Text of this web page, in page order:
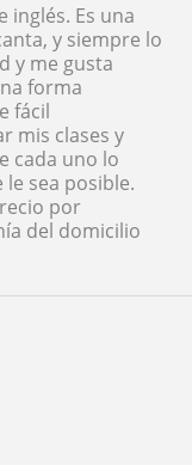
inglés. Es una
y siempre lo
y me gusta
forma
fácil
mis clases y
cada uno lo
sea posible.
por
del domicilio